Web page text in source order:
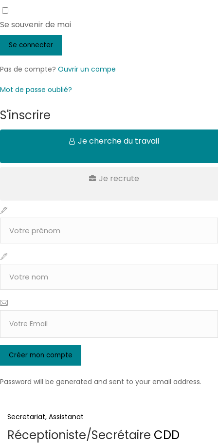
Se souvenir de moi
Pas de compte? Ouvrir un compe
Mot de passe oublié?
S'inscrire
Je cherche du travail
Je recrute
Password will be generated and sent to your email address.
Secretariat, Assistanat
Réceptioniste/Secrétaire CDD